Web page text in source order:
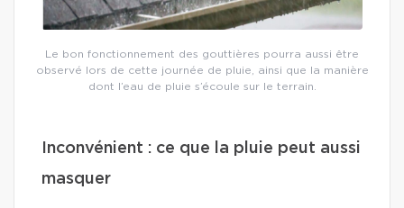
Le bon fonctionnement des gouttières pourra aussi être
observé lors de cette journée de pluie, ainsi que la manière
dont l’eau de pluie s’écoule sur le terrain.
Inconvénient : ce que la pluie peut aussi
masquer